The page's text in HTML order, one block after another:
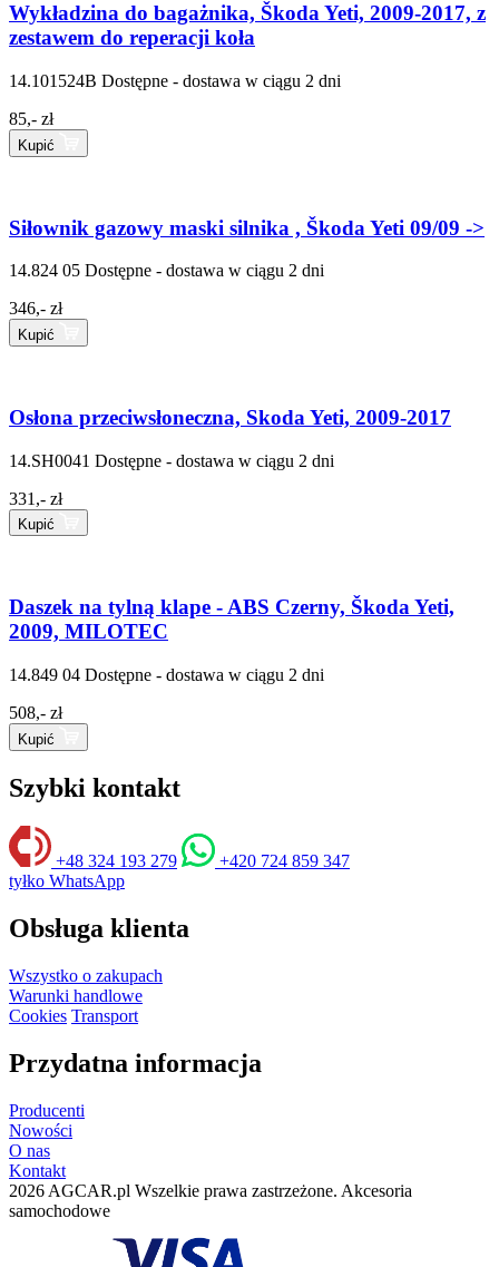
Wykładzina do bagażnika, Škoda Yeti, 2009-2017, z
zestawem do reperacji koła
14.101524B Dostępne - dostawa w ciągu 2 dni
85,- zł
Kupić
Siłownik gazowy maski silnika , Škoda Yeti 09/09 ->
14.824 05 Dostępne - dostawa w ciągu 2 dni
346,- zł
Kupić
Osłona przeciwsłoneczna, Skoda Yeti, 2009-2017
14.SH0041 Dostępne - dostawa w ciągu 2 dni
331,- zł
Kupić
Daszek na tylną klape - ABS Czerny, Škoda Yeti,
2009, MILOTEC
14.849 04 Dostępne - dostawa w ciągu 2 dni
508,- zł
Kupić
Szybki kontakt
+48 324 193 279
+420 724 859 347
tyłko WhatsApp
Obsługa klienta
Wszystko o zakupach
Warunki handlowe
Cookies Transport
Przydatna informacja
Producenti
Nowości
O nas
Kontakt
2026 AGCAR.pl Wszelkie prawa zastrzeżone. Akcesoria
samochodowe